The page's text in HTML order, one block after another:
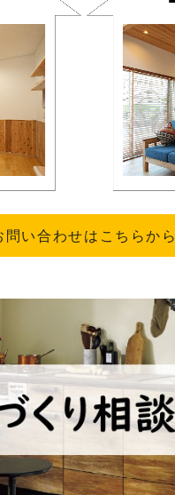
問い合わせはこちらから